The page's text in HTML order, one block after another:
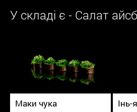
У складі є - Салат
Маки чука Інь-